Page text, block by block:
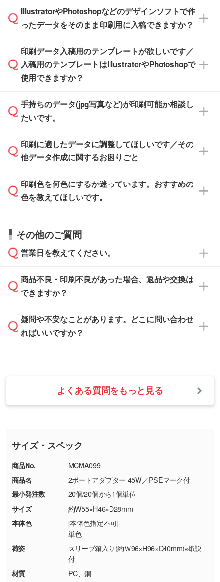
品が決まりましたらお早めのご発注をお願いい
たします。
※土日祝日を除く営業日換算です。
※沖縄・離島は追加日数がかかります。
※化粧箱から白箱への入れ替えや、オリジナル
箱の作成は原則承っておりません。
無料の「デザインシミュレーター」を使えば、
PCやスマホから簡単にデザインを作成できま
ザインソフトがなくても安心です。
また、「データ作成サービス
せいただければ、弊社にて無料でデザインデー
タを1点作成いたします。
IllustratorやPhotoshopなどのデザインソフトで作
ったデータをそのまま印刷用に入稿できますか？
IllustratorやPhotoshop、CLIP STUDIOなどのデ
ザインソフトでこだわりのデザインを作成した
い方は、完全データ入稿
積・ご注文フォームにアップロードしてご入稿
ください。
ご入稿後は経験豊富なスタッフがデータに不備
がないかチェックし、お客様と確認してから印
刷に進みますので、ご安心ください。
印刷データ入稿用のテンプレートが欲しいです／
入稿用のテンプレートはIllustratorやPhotoshopで
使用できますか？
一部商品は入稿用テンプレートのご用意があり
ます。各商品ページの『印刷方法・テンプレー
入稿用のテンプレートはPDF形式ですが、
IllustratorやPhotoshopで開いてご利用いただけ
方」をご確認ください。
手持ちのデータ(jpg写真など)が印刷可能か相談し
たいです。
印刷に適したデータ・解像度かどうか、担当ス
タッフが事前に確認いたします。
ムへ添付いただくか、担当スタッフ宛にメール
でお送りください。
い合わせください。
なお、印刷用データの作り方に関する詳細は、
印刷に適したデータに調整してほしいです／その
他データ作成に関するお困りごと
データ作成でお困りの際には、担当スタッフが
サポートいたしますのでお気軽にご相談くださ
から添付してお送りください。
しい
解像度の低い画像や、手書きのイラスト、写真
などを、印刷に適したベクターデータに変換し
・フルカラーデータを1色に変換してほしい
・1色印刷でグラデーションや濃淡を表現した
い
す。→詳しく見る
・コーポレートカラーを使って印刷したい／印
刷色にこだわりがある
DIC・PANTONEなどのカラーチップの指定や、
現物支給による色指定も承っております。→
しく見る
・背景がある画像からキャラクター部分だけを
使いたいです
シンプルな背景のデータや、使いたいキャラク
印刷色を何色にするか迷っています。おすすめの
色を教えてほしいです。
お見積・ご注文・
相談いただきますと、担当スタッフがお客様の
ご希望や商品の本体色を確認し、印刷色をご提
本体色がブラック、ネイビーなど濃色の場合は
白色か淡い色の印刷色をおすすめしておりま
本体色がナチュラルなど淡色の場合、印刷をく
っきりと目立たせたいときは濃い印刷色が、柔
らかい雰囲気にしたいときは淡い印刷色が映え
また、お選びいただいた印刷色が本体色に合わ
ない場合や仕上がりに影響しそうな場合は、ス
その他のご質問
営業日を教えてください。
営業日は平日の10:00～18:00で、土日祝日はお
休みとなります。注文・見積・お問い合わせ
速やかに対応いたします。
商品不良・印刷不良があった場合、返品や交換は
できますか？
お手数をお掛けいたしますが、至急担当スタッ
フまでご連絡ください。商品の状況を確認し、
・お届け時に商品が損傷・故障している場合
・ご注文と異なる商品が届いた場合
・印刷不良があった場合
※詳しくは「商品の良品基準について
ください。
【返品・交換ができない場合】
・お客様の元で商品を加工された場合、または
商品が破損した場合
・商品到着後7日以上経過している場合
・お客様のご都合による返品・交換依頼(商
品・色・数量などの注文間違い等)
疑問や不安なことがあります。どこに問い合わせ
ればいいですか？
業日以内に担当スタッフよりメールにてご連絡
いたします。
お急ぎの場合はお電話でのご質問も受け付けて
TEL：0422-29-9911 営業時間10:00～
18:00(土日祝日除く)
お問い合わせフォームはこちら
よくある質問をもっと見る
サイズ・スペック
商品No.
MCMA099
商品名
2ポートアダプター 45W／PSEマーク付
最小発注数
20個/20個から1個単位
サイズ
約W55×H46×D28mm
本体色
[本体色指定不可]
単色
荷姿
スリーブ箱入り(約Ｗ96×H96×D40mm)※取説
付
材質
PC、銅